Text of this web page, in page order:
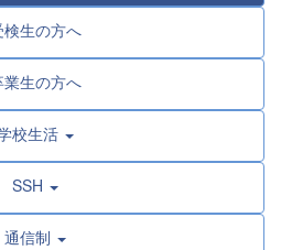
検生の方へ
業生の方へ
校生活
SSH
通信制